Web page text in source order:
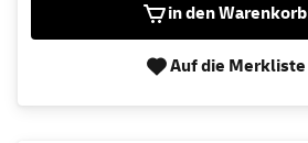
in den Warenkorb
Auf die Merkliste